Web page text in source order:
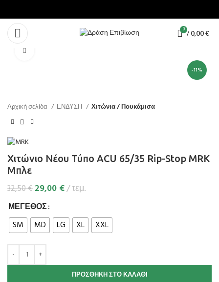
0 / 0,00€
-11%
Αρχική σελίδα ΕΝΔΥΣΗ Χιτώνια / Πουκάμισα
Χιτώνιο Νέου Τύπο ACU 65/35 Rip-Stop MRK
Μπλε
32,50€29,00 € τεμ.
ΜΈΓΕΘΟΣ
SM
MD LG XL XXL
ΠΡΟΣΘΉΚΗ ΣΤΟ ΚΑΛΆΘΙ